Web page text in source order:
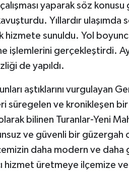
yaparak söz konusu
Yıllardır
hizmete sunuldu. Yol
işlemlerini gerçekleştirdi.
de yapıldı.
aştıklarını vurgulayan
süregelen ve kronikleşen
bilinen Turanlar-Yeni
ve güvenli bir güzergah
daha modern ve daha
hizmet üretmeye ilçemize ve